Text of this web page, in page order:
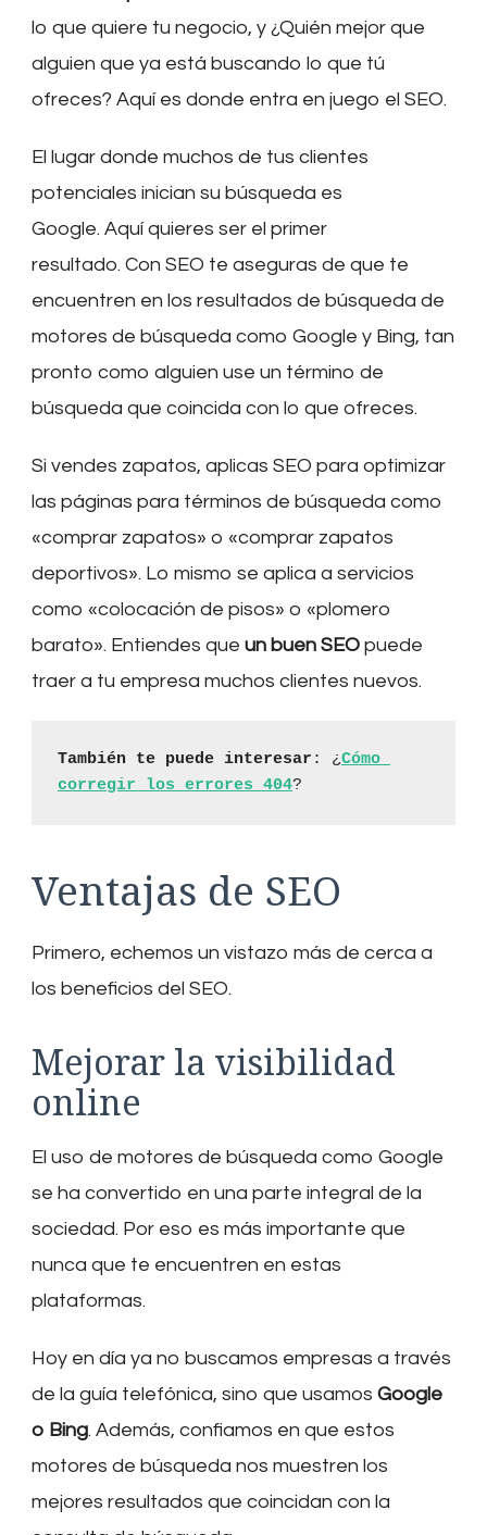
lo que quiere tu negocio, y ¿Quién mejor que
alguien que ya está buscando lo que tú
ofreces? Aquí es donde entra en juego el SEO.
El lugar donde muchos de tus clientes
potenciales inician su búsqueda es
Google. Aquí quieres ser el primer
resultado. Con SEO te aseguras de que te
encuentren en los resultados de búsqueda de
motores de búsqueda como Google y Bing, tan
pronto como alguien use un término de
búsqueda que coincida con lo que ofreces.
Si vendes zapatos, aplicas SEO para optimizar
las páginas para términos de búsqueda como
«comprar zapatos» o «comprar zapatos
deportivos». Lo mismo se aplica a servicios
como «colocación de pisos» o «plomero
barato». Entiendes que un buen SEO puede
traer a tu empresa muchos clientes nuevos.
También te puede interesar : ¿Cómo
corregir los errores 404?
Ventajas de SEO
Primero, echemos un vistazo más de cerca a
los beneficios del SEO.
Mejorar la visibilidad
online
El uso de motores de búsqueda como Google
se ha convertido en una parte integral de la
sociedad. Por eso es más importante que
nunca que te encuentren en estas
plataformas.
Hoy en día ya no buscamos empresas a través
de la guía telefónica, sino que usamos Google
o Bing. Además, confiamos en que estos
motores de búsqueda nos muestren los
mejores resultados que coincidan con la